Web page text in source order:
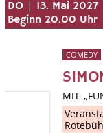
DO | 13. Mai 2027
Beginn 20.00 Uhr
COMEDY
MIT